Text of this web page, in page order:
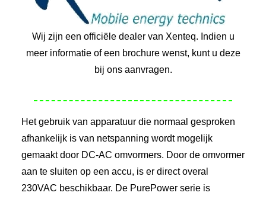
Wij zijn een officiële dealer van Xenteq. Indien u
meer informatie of een brochure wenst, kunt u deze
bij ons aanvragen.
Het gebruik van apparatuur die normaal gesproken
afhankelijk is van netspanning wordt mogelijk
gemaakt door DC-AC omvormers. Door de omvormer
aan te sluiten op een accu, is er direct overal
230VAC beschikbaar. De PurePower serie is